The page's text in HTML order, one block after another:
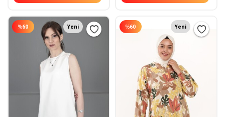
%60 Yeni %60 Yeni